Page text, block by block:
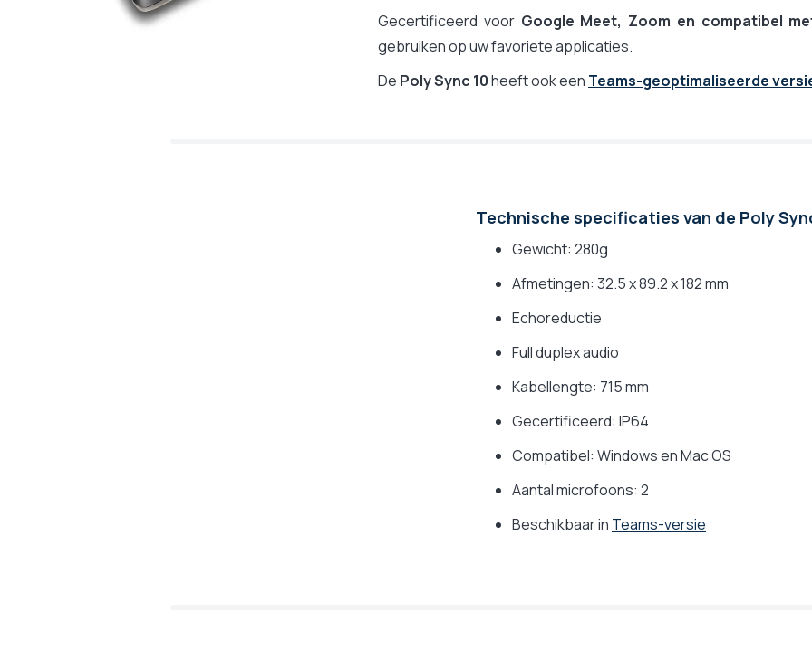
Gecertificeerd voor Google Meet, Zoom en compatibel
gebruiken op uw favoriete applicaties.
De Poly Sync 10heeft ook een Teams-geoptimaliseerde
Technische specificaties van de Poly
Gewicht: 280g
Afmetingen: 32.5 x 89.2 x 182 mm
Echoreductie
Full duplex audio
Kabellengte: 715 mm
Gecertificeerd: IP64
Compatibel: Windows en Mac OS
Aantal microfoons: 2
Beschikbaar in Teams-versie